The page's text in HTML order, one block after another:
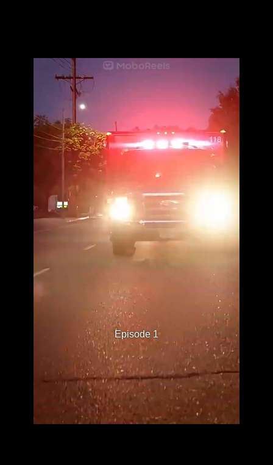
Episode 1